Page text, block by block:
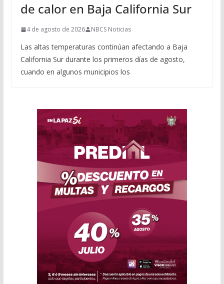
de calor en Baja California Sur
4 de agosto de 2026 NBCS Noticias
Las altas temperaturas continúan afectando a Baja
California Sur durante los primeros días de agosto,
cuando en algunos municipios los